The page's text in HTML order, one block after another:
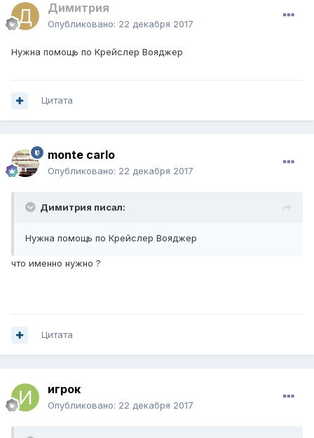
Димитрия
Опубликовано: 22 декабря 2017
Нужна помощь по Крейслер Вояджер
Цитата
monte carlo
Опубликовано: 22 декабря 2017
Димитрия писал:
Нужна помощь по Крейслер Вояджер
что именно нужно ?
Цитата
игрок
Опубликовано: 22 декабря 2017